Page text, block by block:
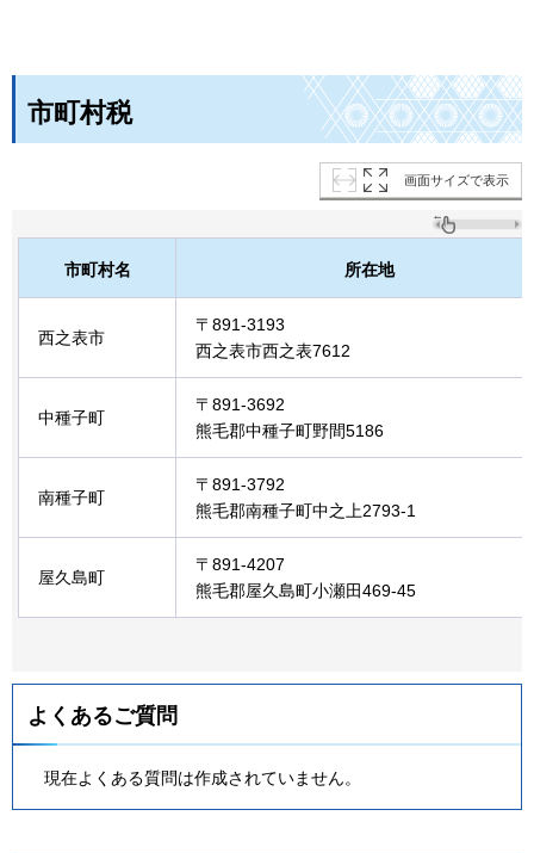
市町村税
画面サイズで表示
市町村名 所在地
西之表市
〒891-3193
西之表市西之表7612
中種子町
〒891-3692
熊毛郡中種子町野間5186
南種子町
〒891-3792
熊毛郡南種子町中之上2793-1
屋久島町
〒891-4207
熊毛郡屋久島町小瀬田469-45
よくあるご質問
現在よくある質問は作成されていません。